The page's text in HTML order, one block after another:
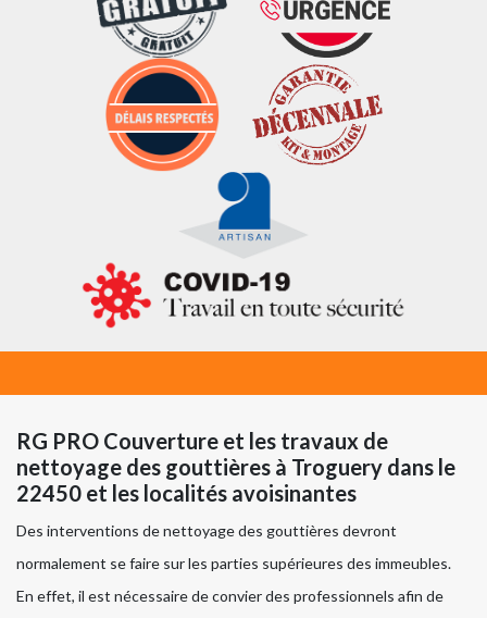
RG PRO Couverture et les travaux de
nettoyage des gouttières à Troguery dans le
22450 et les localités avoisinantes
Des interventions de nettoyage des gouttières devront
normalement se faire sur les parties supérieures des immeubles.
En effet, il est nécessaire de convier des professionnels afin de